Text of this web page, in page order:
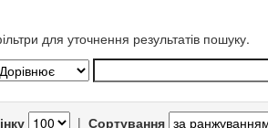
для уточнення результатів пошуку.
| Сортування